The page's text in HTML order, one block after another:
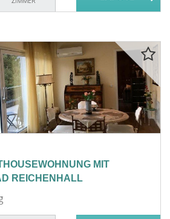
MIT
REICHENHALL